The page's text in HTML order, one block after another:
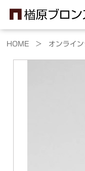
HOME > オンライ